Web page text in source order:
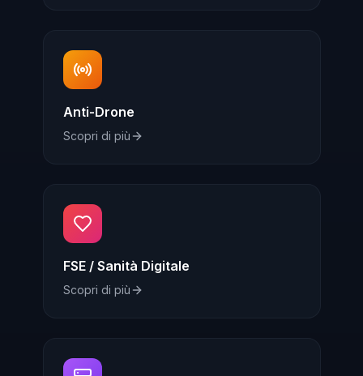
Anti-Drone
Scopri di più
FSE / Sanità Digitale
Scopri di più